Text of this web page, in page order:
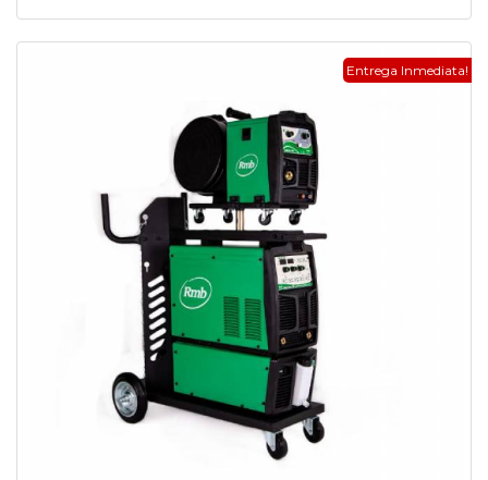
Entrega Inmediata!